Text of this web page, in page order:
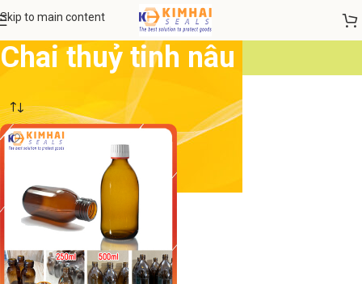
Skip to main content
Chai thuỷ tinh nâu